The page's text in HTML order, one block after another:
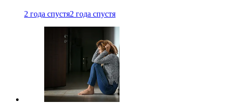
2 года спустя2 года спустя